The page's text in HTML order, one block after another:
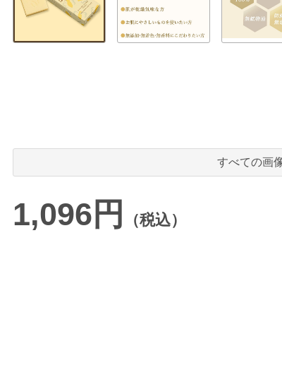
すべての画
1,096円 （税込）